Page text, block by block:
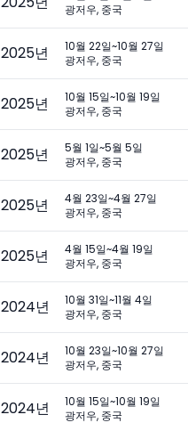
광저우, 중국
2025년
10월 22일~10월 27일
광저우, 중국
2025년
10월 15일~10월 19일
광저우, 중국
2025년
5월 1일~5월 5일
광저우, 중국
2025년
4월 23일~4월 27일
광저우, 중국
2025년
4월 15일~4월 19일
광저우, 중국
2024년
10월 31일~11월 4일
광저우, 중국
2024년
10월 23일~10월 27일
광저우, 중국
2024년
10월 15일~10월 19일
광저우, 중국